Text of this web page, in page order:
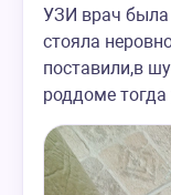
УЗИ врач была
стояла
поставили,в
роддоме